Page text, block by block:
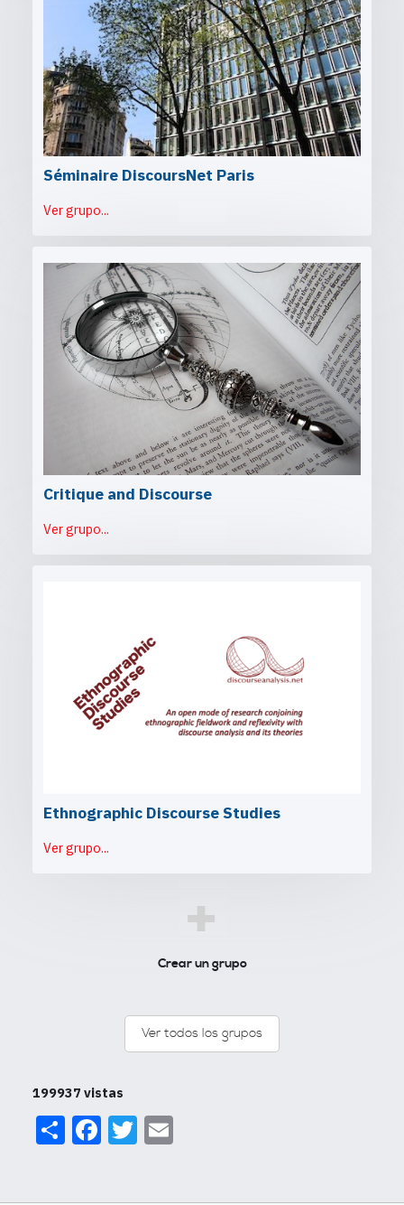
Séminaire DiscoursNet Paris
Ver grupo...
Critique and Discourse
Ver grupo...
Ethnographic Discourse Studies
Ver grupo...
+
Crear un grupo
Ver todos los grupos
199937 vistas
ShareFacebook
Twitter